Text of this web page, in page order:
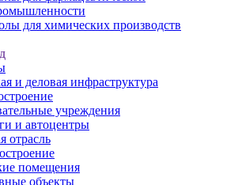
для химических производств
и деловая инфраструктура
учреждения
и автоцентры
отрасль
помещения
объекты